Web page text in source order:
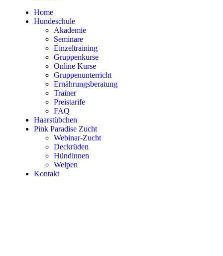
Home
Hundeschule
Akademie
Seminare
Einzeltraining
Gruppenkurse
Online Kurse
Gruppenunterricht
Ernährungsberatung
Trainer
Preistarife
FAQ
Haarstübchen
Pink Paradise Zucht
Webinar-Zucht
Deckrüden
Hündinnen
Welpen
Kontakt